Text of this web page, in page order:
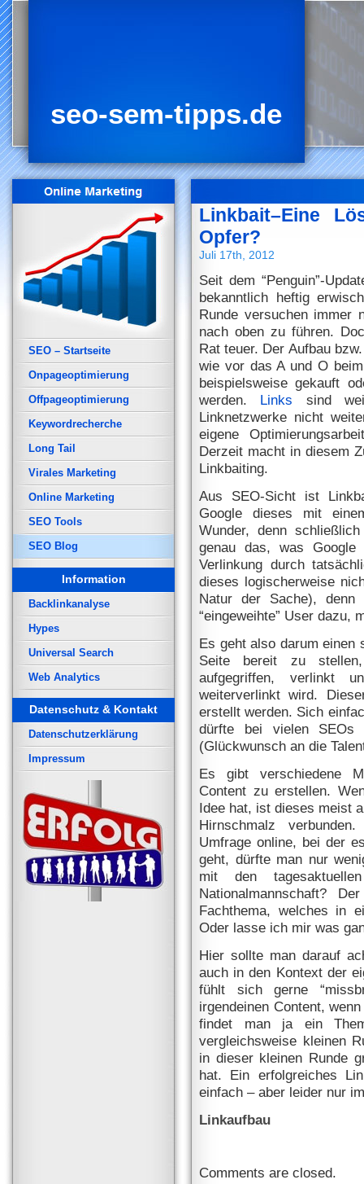
seo-sem-tipps.de
SEO – Startseite
Onpageoptimierung
Offpageoptimierung
Keywordrecherche
Long Tail
Virales Marketing
Online Marketing
SEO Tools
SEO Blog
Information
Backlinkanalyse
Hypes
Universal Search
Web Analytics
Datenschutz & Kontakt
Datenschutzerklärung
Impressum
Linkbait–Eine
Opfer?
Juli 17th, 2012
Seit dem “Penguin”-
bekanntlich heftig
Runde versuchen immer
nach oben zu führen.
Rat teuer. Der Aufbau
wie vor das A und O
beispielsweise gekauft
werden. Links sind
Linknetzwerke nicht
eigene
Derzeit macht in diesem
Linkbaiting.
Aus SEO-Sicht ist
Google dieses mit
Wunder, denn
genau das, was
Verlinkung durch
dieses logischerweise
Natur der Sache),
“eingeweihte” User dazu,
Es geht also darum einen
Seite bereit zu
aufgegriffen, verlinkt
weiterverlinkt wird.
erstellt werden. Sich
dürfte bei vielen SEOs
(Glückwunsch an die
Es gibt verschiedene
Content zu erstellen.
Idee hat, ist dieses meist
Hirnschmalz
Umfrage online, bei der
geht, dürfte man nur
mit den
Nationalmannschaft?
Fachthema, welches in
Oder lasse ich mir was
Hier sollte man darauf
auch in den Kontext der
fühlt sich gerne
irgendeinen Content,
findet man ja ein
vergleichsweise kleinen
in dieser kleinen Runde
hat. Ein erfolgreiches
einfach – aber leider nur
Linkaufbau
Comments are closed.